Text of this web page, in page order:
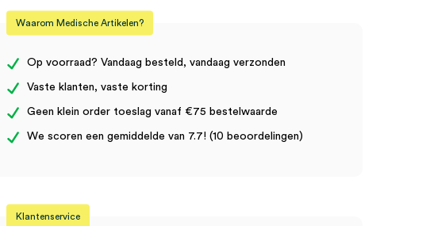
handvat
bescherming,
22,
(10)
Waarom Medische Artikelen?
Op voorraad? Vandaag besteld, vandaag verzonden
Vaste klanten, vaste korting
Geen klein order toeslag vanaf €75 bestelwaarde
We scoren een gemiddelde van 7.7! (10 beoordelingen)
Klantenservice